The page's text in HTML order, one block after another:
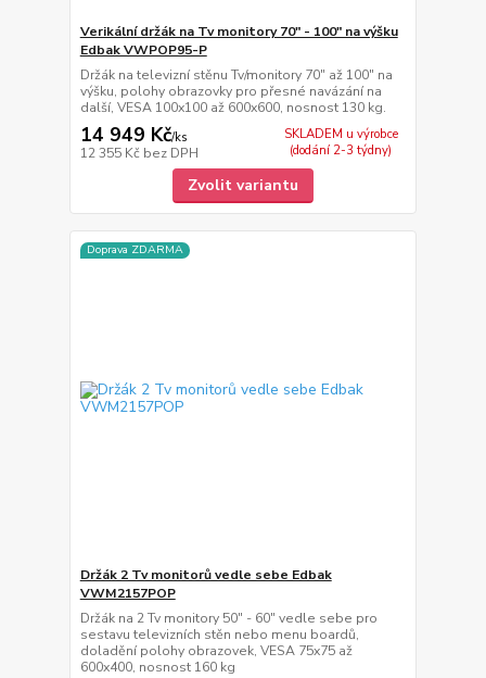
Verikální držák na Tv monitory 70" - 100" na výšku
Edbak VWPOP95-P
Držák na televizní stěnu Tv/monitory 70" až 100" na
výšku, polohy obrazovky pro přesné navázání na
další, VESA 100x100 až 600x600, nosnost 130 kg.
14 949 Kč/ks
12 355 Kč bez DPH
SKLADEM u výrobce
(dodání 2-3 týdny)
Zvolit variantu
Doprava ZDARMA
Držák 2 Tv monitorů vedle sebe Edbak
VWM2157POP
Držák na 2 Tv monitory 50" - 60" vedle sebe pro
sestavu televizních stěn nebo menu boardů,
doladění polohy obrazovek, VESA 75x75 až
600x400, nosnost 160 kg